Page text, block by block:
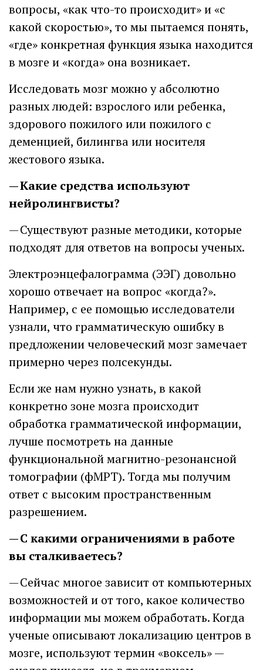
вопросы, «как что-то происходит» и «с
какой скоростью», то мы пытаемся понять,
«где» конкретная функция языка находится
в мозге и «когда» она возникает.
Исследовать мозг можно у абсолютно
разных людей: взрослого или ребенка,
здорового пожилого или пожилого с
деменцией, билингва или носителя
жестового языка.
— Какие средства используют
нейролингвисты?
— Существуют разные методики, которые
подходят для ответов на вопросы ученых.
Электроэнцефалограмма (ЭЭГ) довольно
хорошо отвечает на вопрос «когда?».
Например, с ее помощью исследователи
узнали, что грамматическую ошибку в
предложении человеческий мозг замечает
примерно через полсекунды.
Если же нам нужно узнать, в какой
конкретно зоне мозга происходит
обработка грамматической информации,
лучше посмотреть на данные
функциональной магнитно-резонансной
томографии (фМРТ). Тогда мы получим
ответ с высоким пространственным
разрешением.
— С какими ограничениями в работе
вы сталкиваетесь?
— Сейчас многое зависит от компьютерных
возможностей и от того, какое количество
информации мы можем обработать. Когда
ученые описывают локализацию центров в
мозге, используют термин «воксель» —